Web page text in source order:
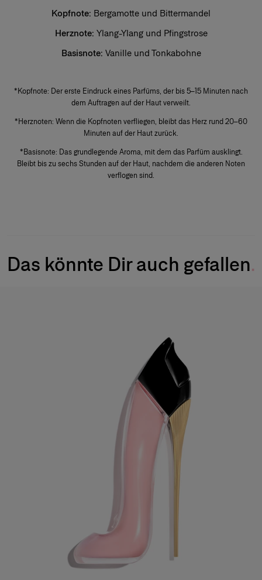
Auch als Extrait de Parfum bekannt, ist dies die konzentrierteste Form
einer 96-prozentigen Alkoholbasis. Diese Duftkategorie hält länger als
insbesondere am Abend oder in der Nacht. Die Basisnoten bestimmen
– vorzugsweise auf die Pulspunkte – genügen, um die volle Intensität und
die elegante Duftspur des Parfums zu entfalten.
Kopfnote: Bergamotte und Bittermandel
Herznote: Ylang-Ylang und Pfingstrose
Basisnote: Vanille und Tonkabohne
*Kopfnote: Der erste Eindruck eines Parfüms, der bis 5–15 Minuten nach
dem Auftragen auf der Haut verweilt.
*Herznoten: Wenn die Kopfnoten verfliegen, bleibt das Herz rund 20–60
Minuten auf der Haut zurück.
*Basisnote: Das grundlegende Aroma, mit dem das Parfüm ausklingt.
Bleibt bis zu sechs Stunden auf der Haut, nachdem die anderen Noten
verflogen sind.
Das könnte Dir auch gefallen